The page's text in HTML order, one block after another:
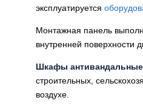
эксплуатируется
Монтажная панель
внутренней поверхности
Шкафы
строительных,
воздухе.